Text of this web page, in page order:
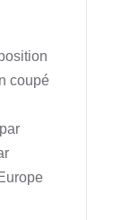
coupé